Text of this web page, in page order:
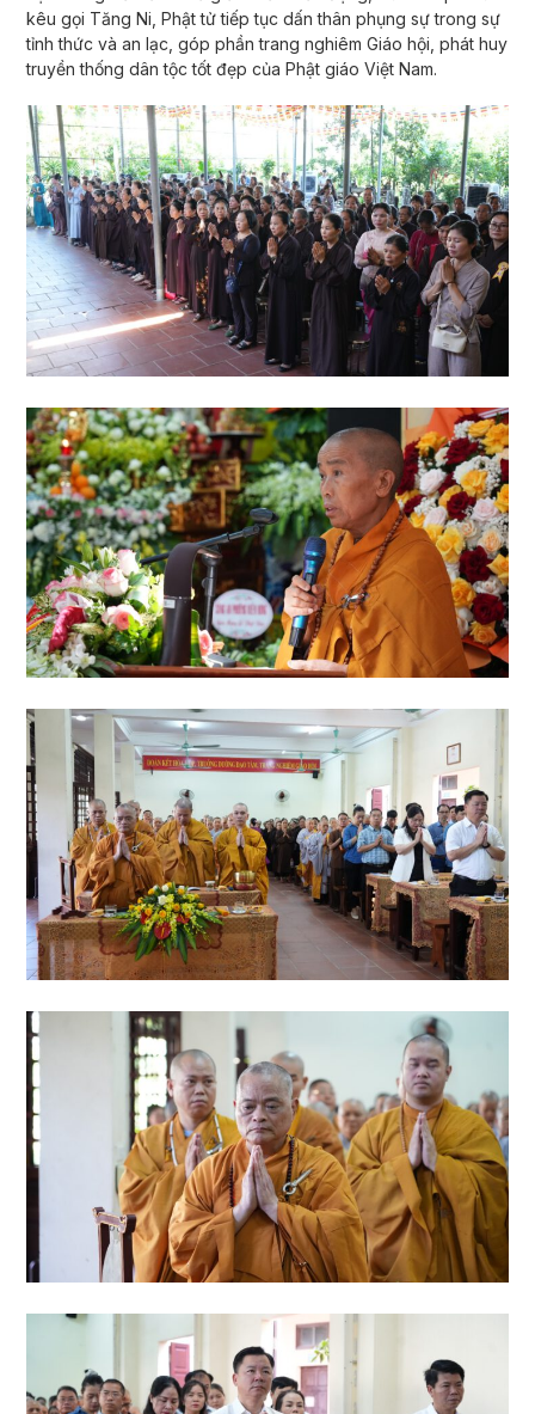
kêu gọi Tăng Ni, Phật tử tiếp tục dấn thân phụng sự trong sự
tỉnh thức và an lạc, góp phần trang nghiêm Giáo hội, phát huy
truyền thống dân tộc tốt đẹp của Phật giáo Việt Nam.